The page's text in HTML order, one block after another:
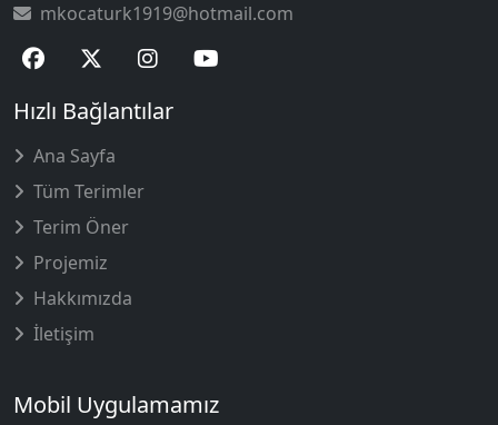
mkocaturk1919@hotmail.com
Hızlı Bağlantılar
Ana Sayfa
Tüm Terimler
Terim Öner
Projemiz
Hakkımızda
İletişim
Mobil Uygulamamız